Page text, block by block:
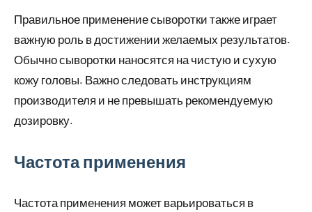
Правильное применение сыворотки также играет
важную роль в достижении желаемых результатов.
Обычно сыворотки наносятся на чистую и сухую
кожу головы. Важно следовать инструкциям
производителя и не превышать рекомендуемую
дозировку.
Частота применения
Частота применения может варьироваться в